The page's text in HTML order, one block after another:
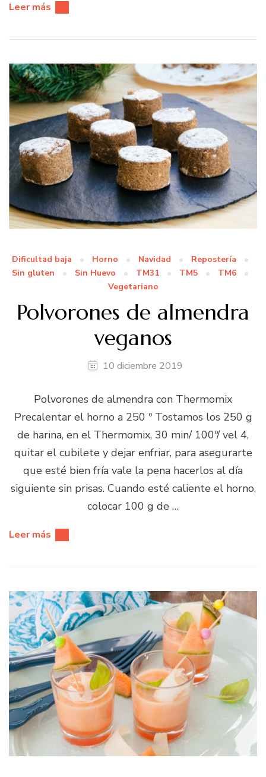
Leer más
Dificultad baja Horno Navidad
Repostería
Sin gluten
Sin Huevo TM31 TM5
TM6
Vegetariano
Polvorones de almendra
veganos
10 diciembre 2019
Polvorones de almendra con Thermomix
Precalentar el horno a 250 º Tostamos los 250 g
de harina, en el Thermomix, 30 min/ 100º/ vel 4,
quitar el cubilete y dejar enfriar, para asegurarte
que esté bien fría vale la pena hacerlos al día
siguiente sin prisas. Cuando esté caliente el horno,
colocar 100 g de …
Leer más